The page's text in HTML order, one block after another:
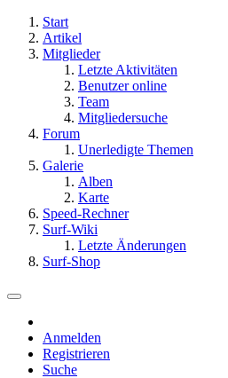
Start
Artikel
Mitglieder
Letzte Aktivitäten
Benutzer online
Team
Mitgliedersuche
Forum
Unerledigte Themen
Galerie
Alben
Karte
Speed-Rechner
Surf-Wiki
Letzte Änderungen
Surf-Shop
Anmelden
Registrieren
Suche